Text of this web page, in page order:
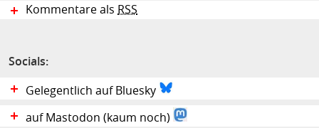
Kommentare als RSS
Socials:
Gelegentlich auf Bluesky
auf Mastodon (kaum noch)